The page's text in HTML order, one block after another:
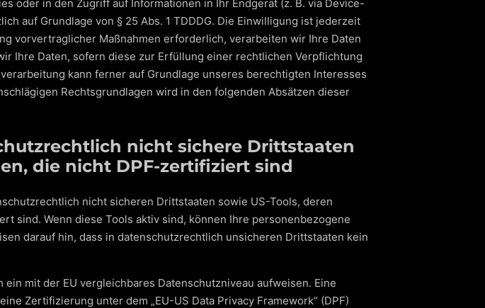
oder in den Zugriff auf Informationen in Ihr Endgerät (z. B. via Device-
auf Grundlage von § 25 Abs. 1 TDDDG. Die Einwilligung ist jederzeit
vorvertraglicher Maßnahmen erforderlich, verarbeiten wir Ihre Daten
Ihre Daten, sofern diese zur Erfüllung einer rechtlichen Verpflichtung
kann ferner auf Grundlage unseres berechtigten Interesses
Rechtsgrundlagen wird in den folgenden Absätzen dieser
nicht sichere Drittstaaten
die nicht DPF-zertifiziert sind
nicht sicheren Drittstaaten sowie US-Tools, deren
sind. Wenn diese Tools aktiv sind, können Ihre personenbezogene
darauf hin, dass in datenschutzrechtlich unsicheren Drittstaaten kein
mit der EU vergleichbares Datenschutzniveau aufweisen. Eine
Zertifizierung unter dem „EU-US Data Privacy Framework“ (DPF)